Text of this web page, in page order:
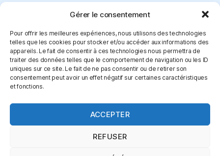
Gérer le consentement
Pour offrir les meilleures expériences, nous utilisons des technologies
telles que les cookies pour stocker et/ou accéder aux informations des
appareils. Le fait de consentir à ces technologies nous permettra de
traiter des données telles que le comportement de navigation ou les ID
uniques sur ce site. Le fait de ne pas consentir ou de retirer son
consentement peut avoir un effet négatif sur certaines caractéristiques
et fonctions.
ACCEPTER
REFUSER
Lire la suite